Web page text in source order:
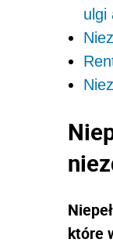
ulgi
które